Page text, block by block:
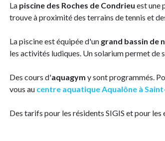
La piscine des Roches de Condrieu est une
trouve à proximité des terrains de tennis et
La piscine est équipée d'un grand bassin de
les activités ludiques. Un solarium permet de
Des cours d'aquagym y sont programmés.
vous au centre aquatique Aqualône à
Des tarifs pour les résidents SIGIS et pour